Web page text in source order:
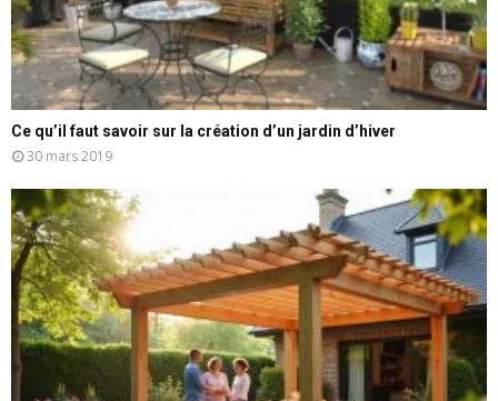
Ce qu’il faut savoir sur la création d’un jardin d’hiver
30 mars 2019